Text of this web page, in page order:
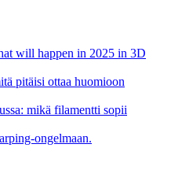
will happen in 2025 in 3D
pitäisi ottaa huomioon
mikä filamentti sopii
ongelmaan.